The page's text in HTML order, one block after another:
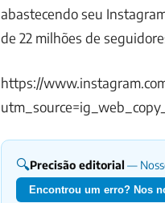
abastecendo seu
de 22 milhões de
https://
🔍Precisão editorial —
Encontrou um erro? Nos